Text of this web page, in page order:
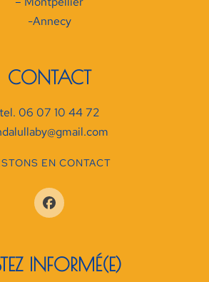
-Annecy
CONTACT
tel. 06 07 10 44 72
EN CONTACT
INFORMÉ(E)